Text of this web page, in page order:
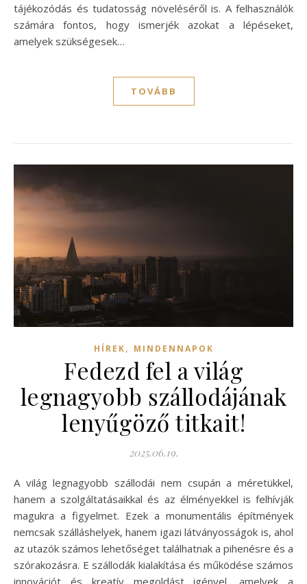
tájékozódás és tudatosság növeléséről is. A felhasználók
számára fontos, hogy ismerjék azokat a lépéseket,
amelyek szükségesek…
TOVÁBB
HÍREK, MINDENNAPOK
Fedezd fel a világ
legnagyobb szállodájának
lenyűgöző titkait!
2025.06.19.
A világ legnagyobb szállodái nem csupán a méretükkel,
hanem a szolgáltatásaikkal és az élményekkel is felhívják
magukra a figyelmet. Ezek a monumentális építmények
nemcsak szálláshelyek, hanem igazi látványosságok is, ahol
az utazók számos lehetőséget találhatnak a pihenésre és a
szórakozásra. E szállodák kialakítása és működése számos
innovációt és kreatív megoldást igényel, amelyek a